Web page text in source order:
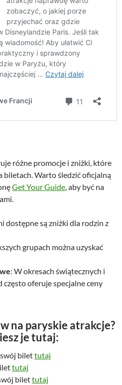
różne promocje i zniżki, które
biletach. Warto śledzić oficjalną
Get Your Guide, aby być na
dostępne są zniżki dla rodzin z
grupach można uzyskać
: W okresach świątecznych i
często oferuje specjalne ceny
na paryskie atrakcje?
je tutaj:
bilettutaj
tutaj
bilettutaj